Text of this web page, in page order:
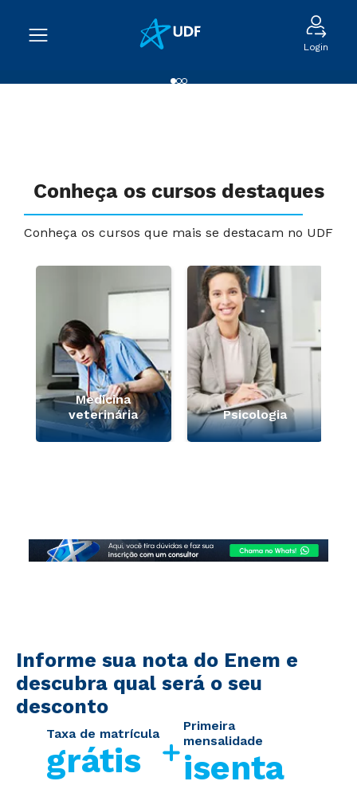
Login
Conheça os cursos destaques
Conheça os cursos que mais se destacam no UDF
Medicina
veterinária
Psicologia
Informe sua nota do Enem e
descubra qual será o seu
desconto
Taxa de matrícula
grátis
Primeira
mensalidade
isenta